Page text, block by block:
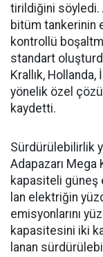
tirildiğini söyledi.
bitüm tan­kerinin
kontrollü
standart
Kral­lık,
yönelik özel
kaydetti.
Sürdürülebilirlik
Adapaza­rı Mega
kapasiteli güneş
lan elektriğin
emisyonları­nı
kapasitesini iki
lanan